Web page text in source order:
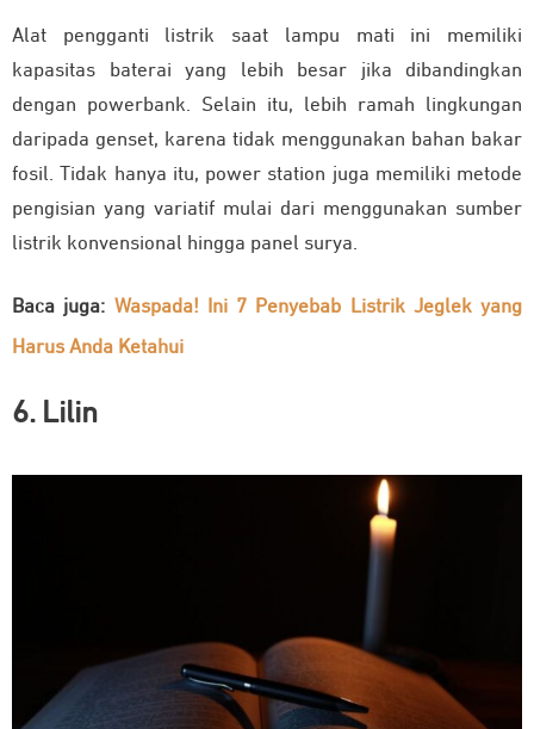
Alat pengganti listrik saat lampu mati ini memiliki
kapasitas baterai yang lebih besar jika dibandingkan
dengan powerbank. Selain itu, lebih ramah lingkungan
daripada genset, karena tidak menggunakan bahan bakar
fosil. Tidak hanya itu, power station juga memiliki metode
pengisian yang variatif mulai dari menggunakan sumber
listrik konvensional hingga panel surya.
Baca juga: Waspada! Ini 7 Penyebab Listrik Jeglek yang
Harus Anda Ketahui
6. Lilin